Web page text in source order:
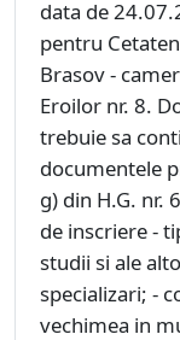
data de
pentru
Brasov -
Eroilor nr. 8.
trebuie sa
documentele
g) din H.G. nr.
de inscriere -
studii si ale
specializari; -
vechimea in